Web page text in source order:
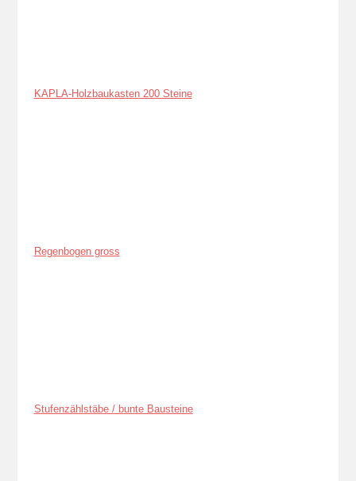
KAPLA-Holzbaukasten 200 Steine
Regenbogen gross
Stufenzählstäbe / bunte Bausteine